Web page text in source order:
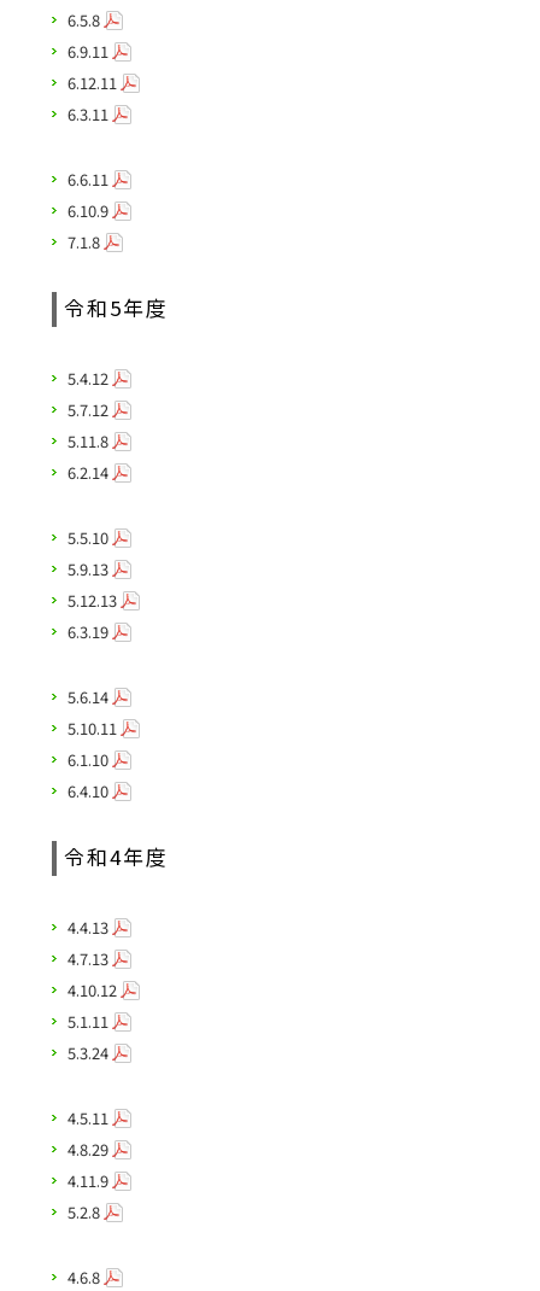
6.5.8
6.9.11
6.12.11
6.3.11
6.6.11
6.10.9
7.1.8
令和5年度
5.4.12
5.7.12
5.11.8
6.2.14
5.5.10
5.9.13
5.12.13
6.3.19
5.6.14
5.10.11
6.1.10
6.4.10
令和4年度
4.4.13
4.7.13
4.10.12
5.1.11
5.3.24
4.5.11
4.8.29
4.11.9
5.2.8
4.6.8